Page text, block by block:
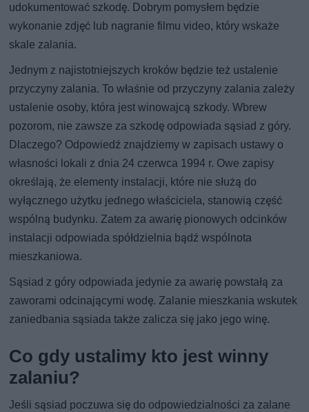
udokumentować szkodę. Dobrym pomysłem będzie
wykonanie zdjęć lub nagranie filmu video, który wskaże
skale zalania.
Jednym z najistotniejszych kroków będzie też ustalenie
przyczyny zalania. To właśnie od przyczyny zalania zależy
ustalenie osoby, która jest winowajcą szkody. Wbrew
pozorom, nie zawsze za szkodę odpowiada sąsiad z góry.
Dlaczego? Odpowiedź znajdziemy w zapisach ustawy o
własności lokali z dnia 24 czerwca 1994 r. Owe zapisy
określają, że elementy instalacji, które nie służą do
wyłącznego użytku jednego właściciela, stanowią część
wspólną budynku. Zatem za awarię pionowych odcinków
instalacji odpowiada spółdzielnia bądź wspólnota
mieszkaniowa.
Sąsiad z góry odpowiada jedynie za awarię powstałą za
zaworami odcinającymi wodę. Zalanie mieszkania wskutek
zaniedbania sąsiada także zalicza się jako jego winę.
Co gdy ustalimy kto jest winny
zalaniu?
Jeśli sąsiad poczuwa się do odpowiedzialności za zalane